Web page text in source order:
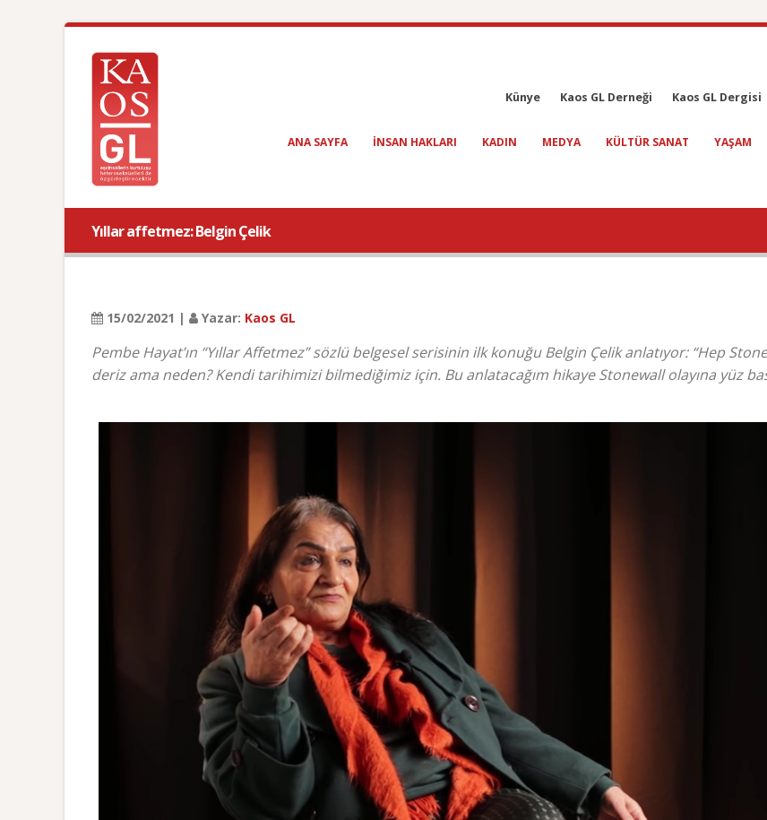
Künye Kaos GL Derneği Kaos GL Dergisi
ANA SAYFA INSAN HAKLARI KADIN MEDYA KÜLTÜR SANAT YAŞAM
Yıllar affetmez: Belgin Çelik
15/02/2021 | Yazar: Kaos GL
Pembe Hayat’ın “Yıllar Affetmez” sözlü belgesel serisinin ilk konuğu Belgin Çelik anlatıyor: “Hep
deriz ama neden? Kendi tarihimizi bilmediğimiz için. Bu anlatacağım hikaye Stonewall olayına yüz